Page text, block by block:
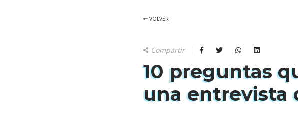
VOLVER
Compartir
10 preguntas
una entrevista